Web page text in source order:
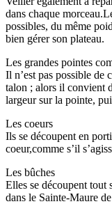
dans chaque
possibles, du même
bien gérer son plateau.
Les grandes pointes
Il n’est pas possible de
talon ; alors il convient
largeur sur la pointe,
Les coeurs
Ils se découpent en
coeur,comme s’il
Les bûches
Elles se découpent tout
dans le Sainte-Maure